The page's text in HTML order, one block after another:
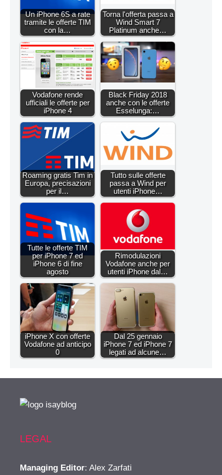
Un iPhone 6S a rate
tramite le offerte TIM
con la…
Torna l'offerta passa a
Wind Smart 7
Platinum anche…
Vodafone rende
ufficiali le offerte per
iPhone 4
Black Friday 2018
anche con le offerte
Esselunga:…
Roaming gratis Tim in
Europa, precisazioni
per il…
Tutto sulle offerte
passa a Wind per
utenti iPhone…
Tutte le offerte TIM
per iPhone 7 ed
iPhone 6 di fine
agosto
Rimodulazioni
Vodafone anche per
utenti iPhone dal…
iPhone X con offerte
Vodafone ad anticipo
0
Dal 25 gennaio
iPhone 7 ed iPhone 7
legati ad alcune…
LEGAL
Managing Editor: Alex Zarfati